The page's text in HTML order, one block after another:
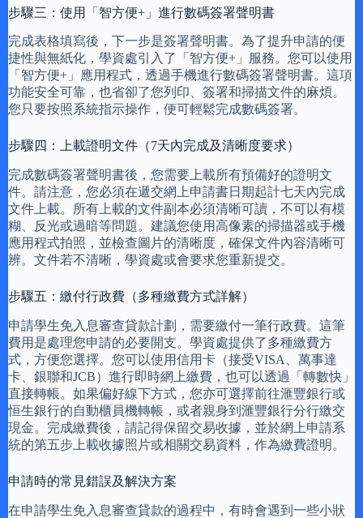
步驟三：使用「智方便+」進行數碼簽署聲明書
完成表格填寫後，下一步是簽署聲明書。為了提升申請的便
捷性與無紙化，學資處引入了「智方便+」服務。您可以使用
「智方便+」應用程式，透過手機進行數碼簽署聲明書。這項
功能安全可靠，也省卻了您列印、簽署和掃描文件的麻煩。
您只要按照系統指示操作，便可輕鬆完成數碼簽署。
步驟四：上載證明文件（7天內完成及清晰度要求）
完成數碼簽署聲明書後，您需要上載所有預備好的證明文
件。請注意，您必須在遞交網上申請書日期起計七天內完成
文件上載。所有上載的文件副本必須清晰可讀，不可以有模
糊、反光或過暗等問題。建議您使用高像素的掃描器或手機
應用程式拍照，並檢查圖片的清晰度，確保文件內容清晰可
辨。文件若不清晰，學資處或會要求您重新提交。
步驟五：繳付行政費（多種繳費方式詳解）
申請學生免入息審查貸款計劃，需要繳付一筆行政費。這筆
費用是處理您申請的必要開支。學資處提供了多種繳費方
式，方便您選擇。您可以使用信用卡（接受VISA、萬事達
卡、銀聯和JCB）進行即時網上繳費，也可以透過「轉數快」
直接轉帳。如果偏好線下方式，您亦可選擇前往滙豐銀行或
恒生銀行的自動櫃員機轉帳，或者親身到滙豐銀行分行繳交
現金。完成繳費後，請記得保留交易收據，並於網上申請系
統的第五步上載收據照片或相關交易資料，作為繳費證明。
申請時的常見錯誤及解決方案
在申請學生免入息審查貸款的過程中，有時會遇到一些小狀